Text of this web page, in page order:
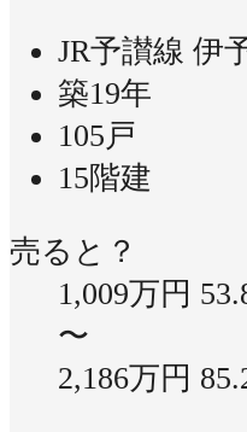
JR予讃線 伊
築19年
105戸
15階建
売ると？
1,009万円
〜
2,186万円